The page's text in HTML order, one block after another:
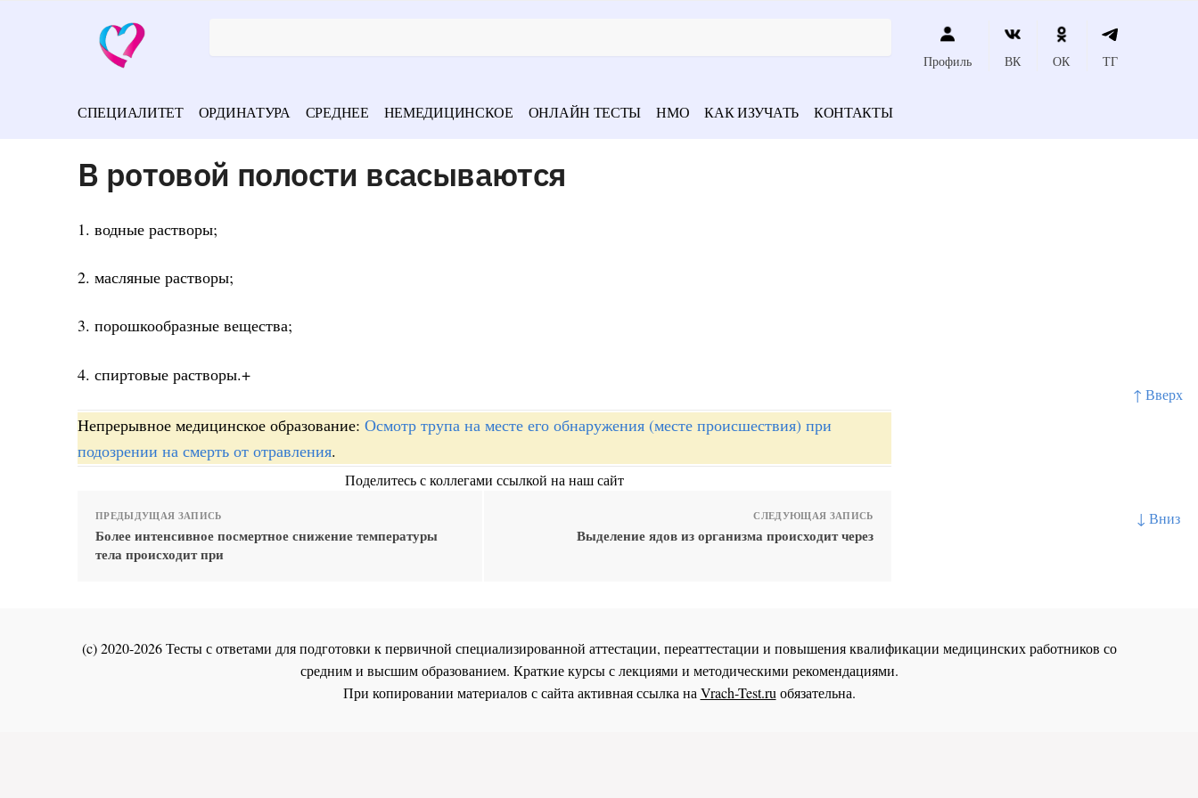
↑ Вверх
↓ Вниз
Профиль ВК ОК ТГ
СПЕЦИАЛИТЕТ ОРДИНАТУРА СРЕДНЕЕ НЕМЕДИЦИНСКОЕ ОНЛАЙН ТЕСТЫ НМО КАК ИЗУЧАТЬ КОНТАКТЫ
В ротовой полости всасываются
1. водные растворы;
2. масляные растворы;
3. порошкообразные вещества;
4. спиртовые растворы.+
Непрерывное медицинское образование: Осмотр трупа на месте его обнаружения (месте происшествия) при
подозрении на смерть от отравления.
Поделитесь с коллегами ссылкой на наш сайт
ПРЕДЫДУЩАЯ ЗАПИСЬ
Более интенсивное посмертное снижение температуры
тела происходит при
СЛЕДУЮЩАЯ ЗАПИСЬ
Выделение ядов из организма происходит через
(c) 2020-2026 Тесты с ответами для подготовки к первичной специализированной аттестации, переаттестации и повышения квалификации медицинских работников со
средним и высшим образованием. Краткие курсы с лекциями и методическими рекомендациями.
При копировании материалов с сайта активная ссылка наVrach-Test.ruобязательна.